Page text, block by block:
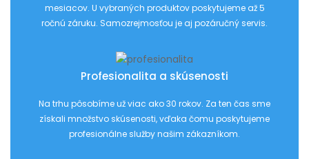
mesiacov. U vybraných produktov poskytujeme až 5
ročnú záruku. Samozrejmosťou je aj pozáručný servis.
Profesionalita a skúsenosti
Na trhu pôsobíme už viac ako 30 rokov. Za ten čas sme
získali množstvo skúsenosti, vďaka čomu poskytujeme
profesionálne služby našim zákazníkom.